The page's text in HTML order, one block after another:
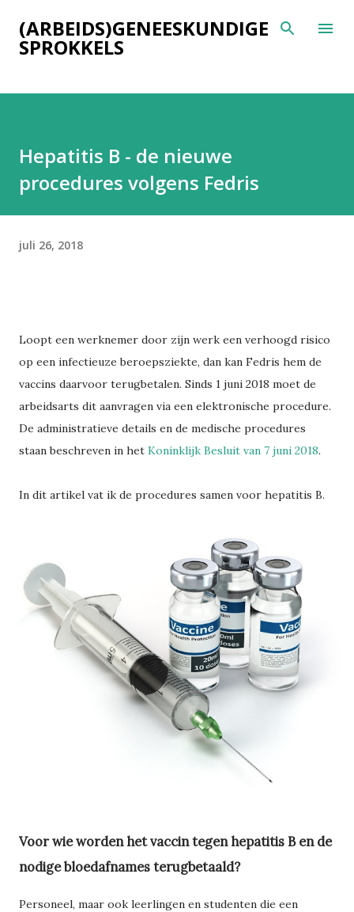
Doorgaan naar hoofdcontent
(ARBEIDS)GENEESKUNDIGE
SPROKKELS
Hepatitis B - de nieuwe
procedures volgens Fedris
juli 26, 2018
Loopt een werknemer door zijn werk een verhoogd risico
op een infectieuze beroepsziekte, dan kan Fedris hem de
vaccins daarvoor terugbetalen. Sinds 1 juni 2018 moet de
arbeidsarts dit aanvragen via een elektronische procedure.
De administratieve details en de medische procedures
staan beschreven in het Koninklijk Besluit van 7 juni 2018.
In dit artikel vat ik de procedures samen voor hepatitis B.
Voor wie worden het vaccin tegen hepatitis B en de
nodige bloedafnames terugbetaald?
Personeel, maar ook leerlingen en studenten die een